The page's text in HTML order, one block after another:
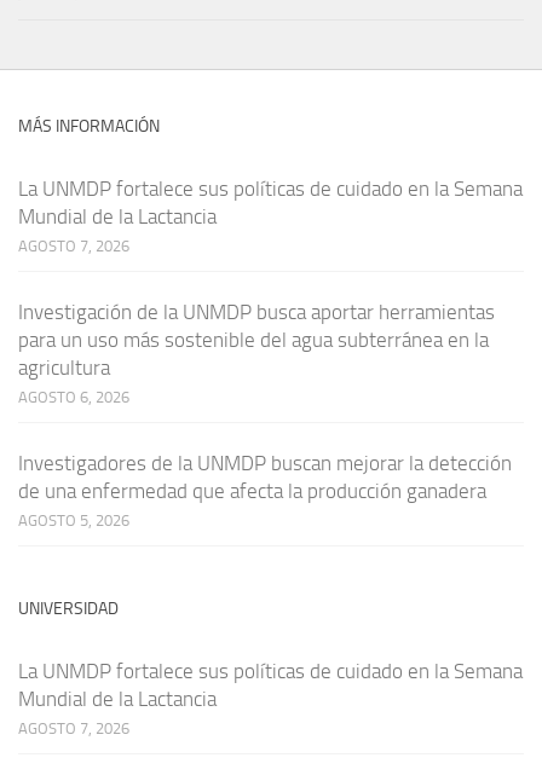
MÁS INFORMACIÓN
La UNMDP fortalece sus políticas de cuidado en la Semana
Mundial de la Lactancia
AGOSTO 7, 2026
Investigación de la UNMDP busca aportar herramientas
para un uso más sostenible del agua subterránea en la
agricultura
AGOSTO 6, 2026
Investigadores de la UNMDP buscan mejorar la detección
de una enfermedad que afecta la producción ganadera
AGOSTO 5, 2026
UNIVERSIDAD
La UNMDP fortalece sus políticas de cuidado en la Semana
Mundial de la Lactancia
AGOSTO 7, 2026